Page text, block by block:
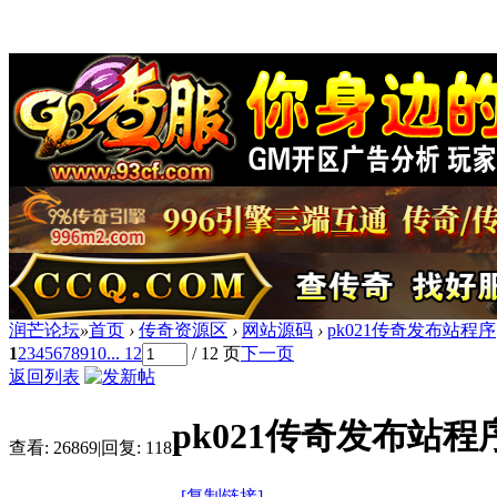
润芒论坛»首页 › 传奇资源区 › 网站源码 › pk021传奇发布站程序
12345678910... 12 / 12 页下一页
返回列表
查看: 26869|回复: 118pk021传奇发布站程